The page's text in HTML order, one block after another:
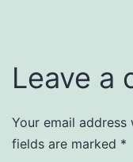
Leave a
Your email
fields are marked *